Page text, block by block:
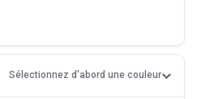
Sélectionnez d'abord une couleur